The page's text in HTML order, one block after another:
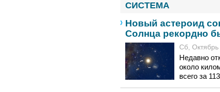
СИСТЕМА
Новый астероид
Солнца рекордно
Сб,
Недавно
около
всего за